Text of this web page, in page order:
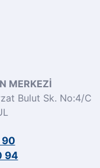
MERKEZİ
Bulut Sk. No:4/C
90
94